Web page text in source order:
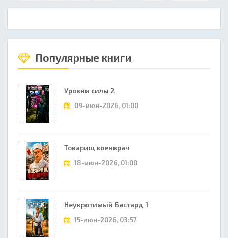
Популярные книги
Уровни силы 2
09-июн-2026, 01:00
Товарищ военврач
18-июн-2026, 01:00
Неукротимый Бастард 1
15-июн-2026, 03:57